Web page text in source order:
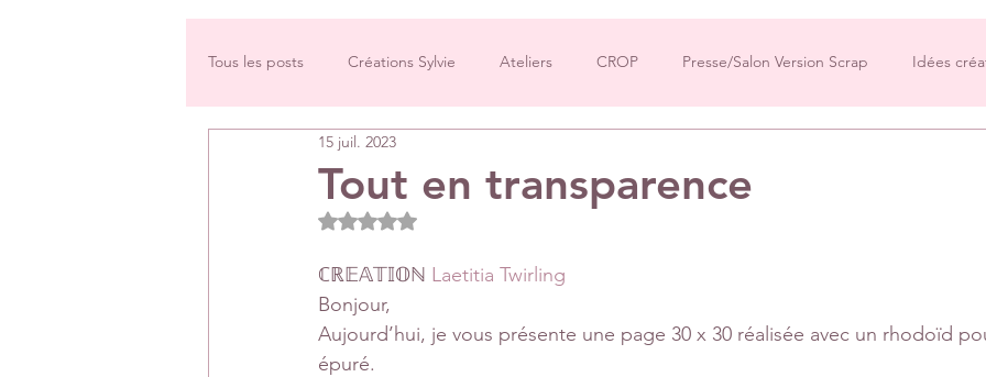
Tous les posts Créations Sylvie Ateliers CROP Presse/Salon Version Scrap Idées
Challenges groupe
Créations Les Papiers de Pandore
DT Véronique DT Céline DT Tiffany DT Aurore IC Florence
Tout en transparence
15 juil. 2023
Noté NaN étoiles sur 5.
ℂℝ𝔼𝔸𝕋𝕀𝕆ℕ Laetitia Twirling
Bonjour,
Aujourd’hui, je vous présente une page 30 x 30 réalisée avec un rhodoïd
épuré.